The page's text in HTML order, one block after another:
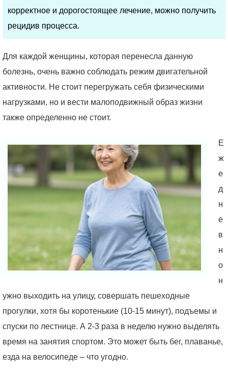
корректное и дорогостоящее лечение, можно получить
рецидив процесса.
Для каждой женщины, которая перенесла данную
болезнь, очень важно соблюдать режим двигательной
активности. Не стоит перегружать себя физическими
нагрузками, но и вести малоподвижный образ жизни
также определенно не стоит.
Е
ж
е
д
н
е
в
н
о
н
ужно выходить на улицу, совершать пешеходные
прогулки, хотя бы коротенькие (10-15 минут), подъемы и
спуски по лестнице. А 2-3 раза в неделю нужно выделять
время на занятия спортом. Это может быть бег, плаванье,
езда на велосипеде – что угодно.